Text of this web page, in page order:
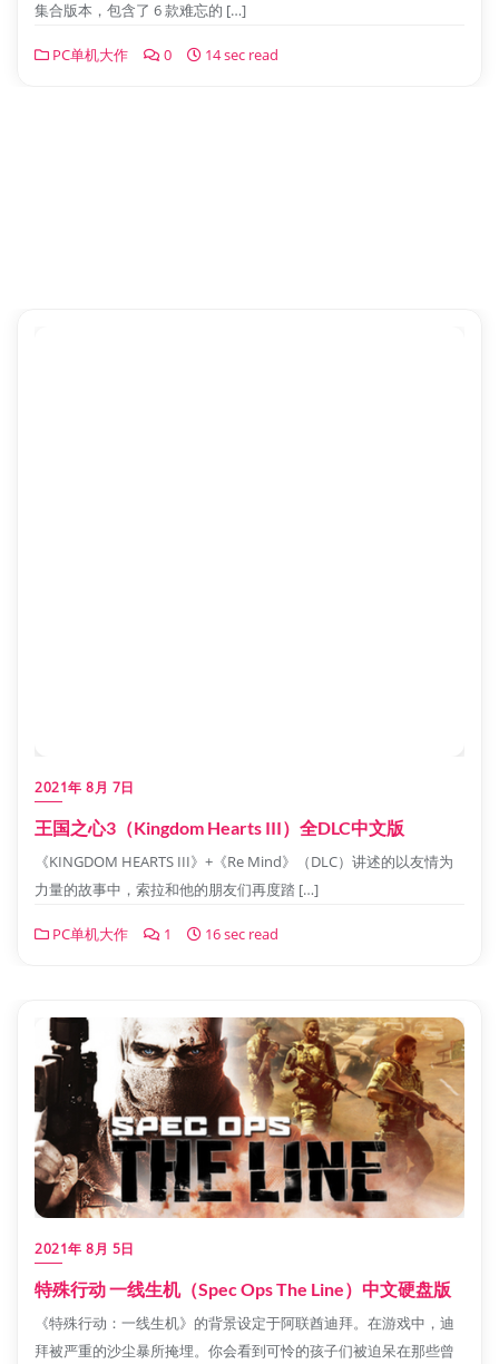
集合版本，包含了 6 款难忘的 […]
PC单机大作 0 14 sec read
2021年 8月 7日
王国之心3（Kingdom Hearts III）全DLC中文版
《KINGDOM HEARTS III》+《Re Mind》（DLC）讲述的以友情为
力量的故事中，索拉和他的朋友们再度踏 […]
PC单机大作 1 16 sec read
2021年 8月 5日
特殊行动 一线生机（Spec Ops The Line）中文硬盘版
《特殊行动：一线生机》的背景设定于阿联酋迪拜。在游戏中，迪
拜被严重的沙尘暴所掩埋。你会看到可怜的孩子们被迫呆在那些曾